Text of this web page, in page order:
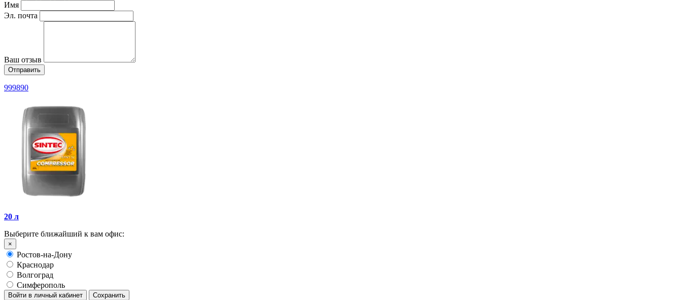
Имя
Эл. почта
Ваш отзыв
999890
20 л
Выберите ближайший к вам офис:
×
Ростов-на-Дону
Краснодар
Волгоград
Симферополь
Войти в личный кабинет
Сохранить